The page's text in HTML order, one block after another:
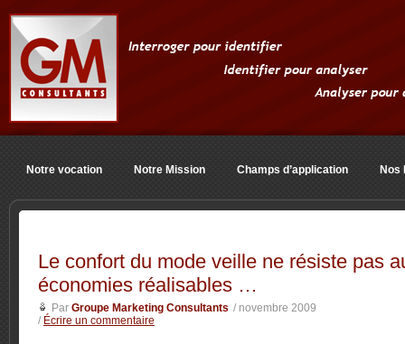
Notre vocation Notre Mission Champs d’application Nos
Le confort du mode veille ne résiste pas
économies réalisables …
Par Groupe Marketing Consultants / novembre 2009
/ Écrire un commentaire